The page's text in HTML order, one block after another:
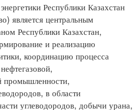
Республики Казахстан
является центральным
Республики Казахстан,
и реализацию
координацию процесса
промышленности,
в области
углеводородов, добычи урана,